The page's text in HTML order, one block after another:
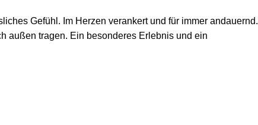
Gefühl. Im Herzen verankert und für immer andauernd.
außen tragen. Ein besonderes Erlebnis und ein